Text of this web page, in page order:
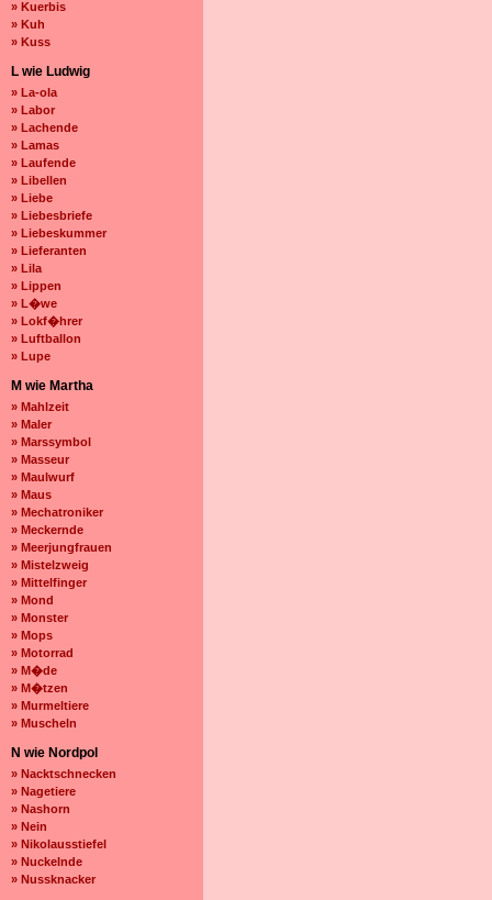
» Kuerbis
» Kuh
» Kuss
L wie Ludwig
» La-ola
» Labor
» Lachende
» Lamas
» Laufende
» Libellen
» Liebe
» Liebesbriefe
» Liebeskummer
» Lieferanten
» Lila
» Lippen
» L�we
» Lokf�hrer
» Luftballon
» Lupe
M wie Martha
» Mahlzeit
» Maler
» Marssymbol
» Masseur
» Maulwurf
» Maus
» Mechatroniker
» Meckernde
» Meerjungfrauen
» Mistelzweig
» Mittelfinger
» Mond
» Monster
» Mops
» Motorrad
» M�de
» M�tzen
» Murmeltiere
» Muscheln
N wie Nordpol
» Nacktschnecken
» Nagetiere
» Nashorn
» Nein
» Nikolausstiefel
» Nuckelnde
» Nussknacker